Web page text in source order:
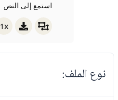
استمع إلى النص
1x
نوع الملف: